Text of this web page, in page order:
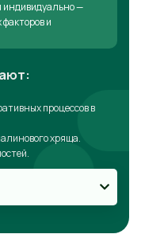
индивидуально —
и
процессов в
хряща.